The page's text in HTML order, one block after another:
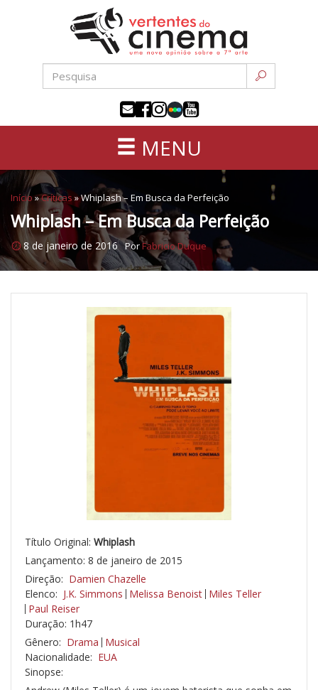
conteúdo
sétima
MENU
Início »Críticas »Whiplash – Em Busca da Perfeição
Whiplash – Em Busca da Perfeição
8 de janeiro de 2016 PorFabricio Duque
Título Original: Whiplash
Lançamento: 8 de janeiro de 2015
Direção: Damien Chazelle
Elenco: J.K. Simmons Melissa Benoist Miles Teller
Paul Reiser
Duração: 1h47
Gênero: Drama Musical
Nacionalidade: EUA
Sinopse: